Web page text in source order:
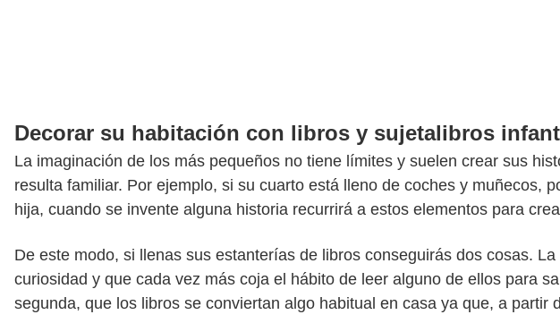
Decorar su habitación con libros y sujetalibros
La imaginación de los más pequeños no tiene límites y suelen crear sus
resulta familiar. Por ejemplo, si su cuarto está lleno de coches y muñecos,
hija, cuando se invente alguna historia recurrirá a estos elementos para
De este modo, si llenas sus estanterías de libros conseguirás dos cosas.
curiosidad y que cada vez más coja el hábito de leer alguno de ellos para
segunda, que los libros se conviertan algo habitual en casa ya que, a partir